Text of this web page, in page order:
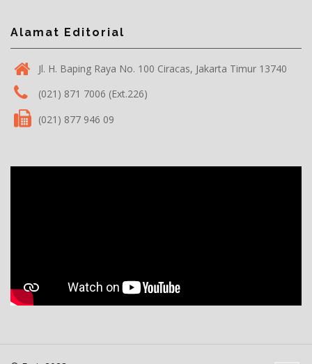
Alamat Editorial
Jl. H. Baping Raya No. 100 Ciracas, Jakarta Timur 13740
(021) 871 7006 (Ext.226)
(021) 877 946 09